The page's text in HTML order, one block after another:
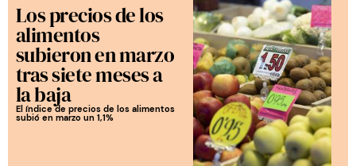
Los precios de los
alimentos
subieron en marzo
tras siete meses a
la baja
El índice de precios de los alimentos
subió en marzo un 1,1%